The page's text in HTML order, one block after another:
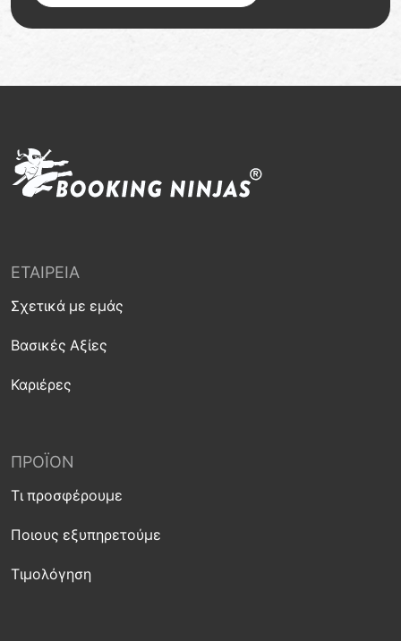
ΕΤΑΙΡΕΊΑ
Σχετικά με εμάς
Βασικές Αξίες
Καριέρες
ΠΡΟΪΌΝ
Τι προσφέρουμε
Ποιους εξυπηρετούμε
Τιμολόγηση